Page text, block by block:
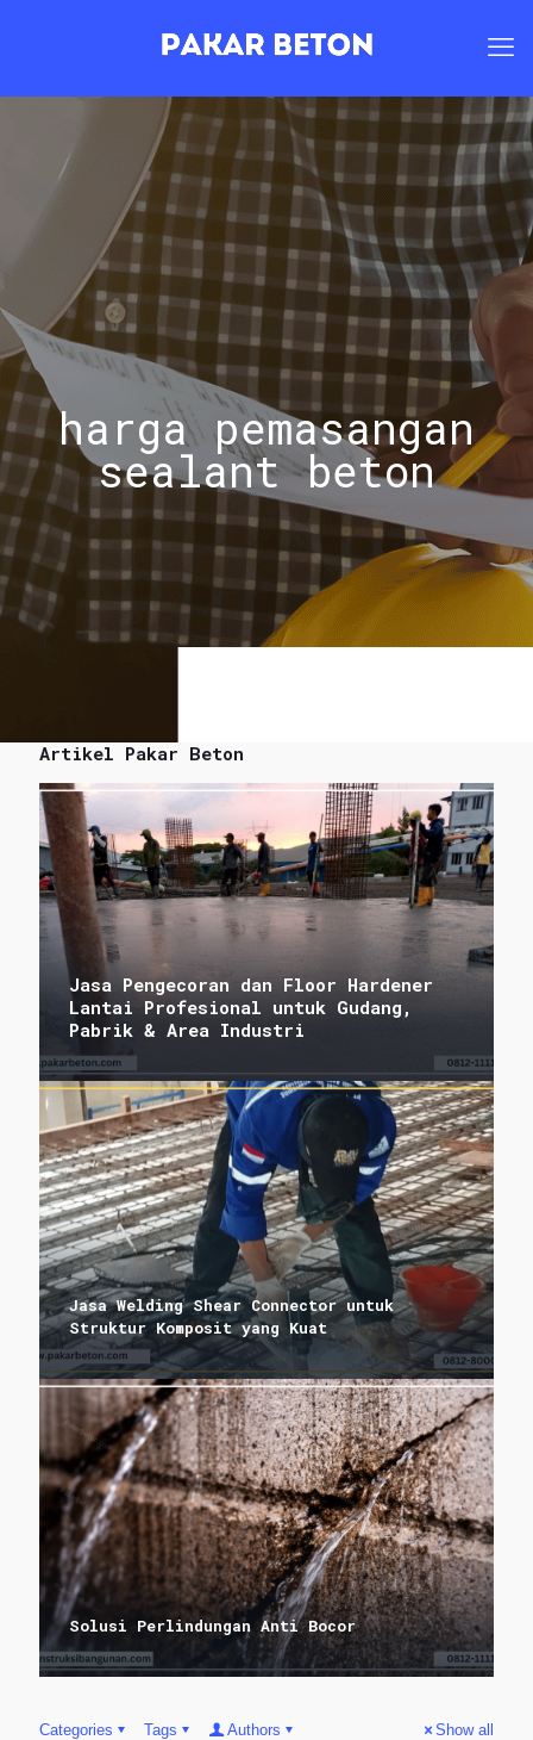
harga pemasangan
sealant beton
Artikel Pakar Beton
Jasa Pengecoran dan Floor Hardener
Lantai Profesional untuk Gudang,
Pabrik & Area Industri
Jasa Welding Shear Connector untuk
Struktur Komposit yang Kuat
Solusi Perlindungan Anti Bocor
Categories Tags Authors Show all